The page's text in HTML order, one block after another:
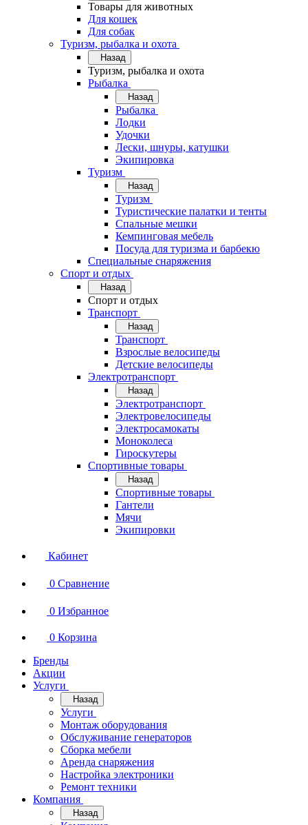
Товары для животных
Для кошек
Для собак
Туризм, рыбалка и охота
Назад
Туризм, рыбалка и охота
Рыбалка
Назад
Рыбалка
Лодки
Удочки
Лески, шнуры, катушки
Экипировка
Туризм
Назад
Туризм
Туристические палатки и тенты
Спальные мешки
Кемпинговая мебель
Посуда для туризма и барбекю
Специальные снаряжения
Спорт и отдых
Назад
Спорт и отдых
Транспорт
Назад
Транспорт
Взрослые велосипеды
Детские велосипеды
Электротранспорт
Назад
Электротранспорт
Электровелосипеды
Электросамокаты
Моноколеса
Гироскутеры
Спортивные товары
Назад
Спортивные товары
Гантели
Мячи
Экипировки
Кабинет
0 Сравнение
0 Избранное
0 Корзина
Бренды
Акции
Услуги
Назад
Услуги
Монтаж оборудования
Обслуживание генераторов
Сборка мебели
Аренда снаряжения
Настройка электроники
Ремонт техники
Компания
Назад